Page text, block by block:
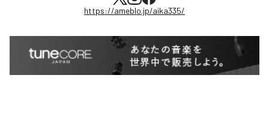
https://ameblo.jp/aika335/